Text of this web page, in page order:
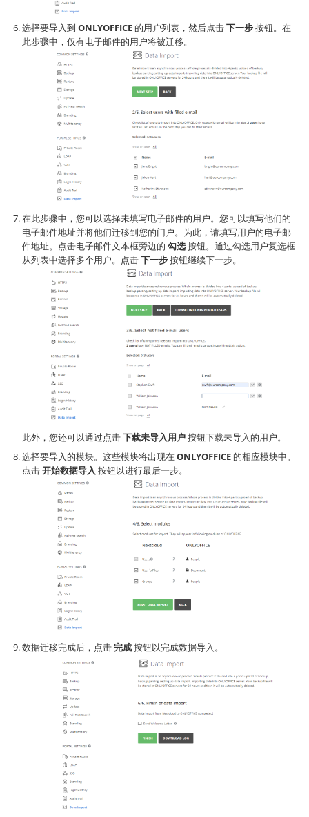
选择要导入到 ONLYOFFICE 的用户列表，然后点击下一步按钮。在
此步骤中，仅有电子邮件的用户将被迁移。
在此步骤中，您可以选择未填写电子邮件的用户。您可以填写他们的
电子邮件地址并将他们迁移到您的门户。为此，请填写用户的电子邮
件地址。点击电子邮件文本框旁边的 勾选按钮。通过勾选用户复选框
从列表中选择多个用户。点击下一步按钮继续下一步。
此外，您还可以通过点击下载未导入用户按钮下载未导入的用户。
选择要导入的模块。这些模块将出现在ONLYOFFICE 的相应模块中。
点击开始数据导入 按钮以进行最后一步。
数据迁移完成后，点击完成按钮以完成数据导入。